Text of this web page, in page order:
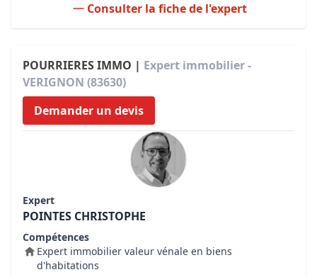
Consulter la fiche de l'expert
POURRIERES IMMO | Expert immobilier -
VERIGNON (83630)
Demander un devis
Expert
POINTES CHRISTOPHE
Compétences
Expert immobilier valeur vénale en biens
d'habitations